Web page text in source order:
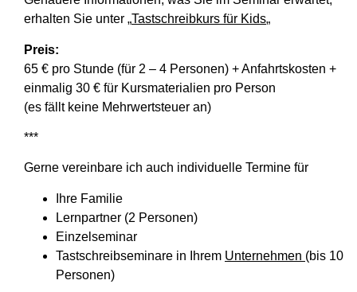
erhalten Sie unter „Tastschreibkurs für Kids„
Preis:
65 € pro Stunde (für 2 – 4 Personen) + Anfahrtskosten +
einmalig 30 € für Kursmaterialien pro Person
(es fällt keine Mehrwertsteuer an)
***
Gerne vereinbare ich auch individuelle Termine für
Ihre Familie
Lernpartner (2 Personen)
Einzelseminar
Tastschreibseminare in Ihrem Unternehmen (bis 10
Personen)